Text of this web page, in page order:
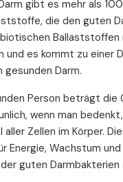
und Disaccharide)
gibt es mehr als
die den guten
und es kommt zu einer
gesunden Darm.
Person beträgt die
wenn man
aller Zellen im Körper.
Energie, Wachstum
guten